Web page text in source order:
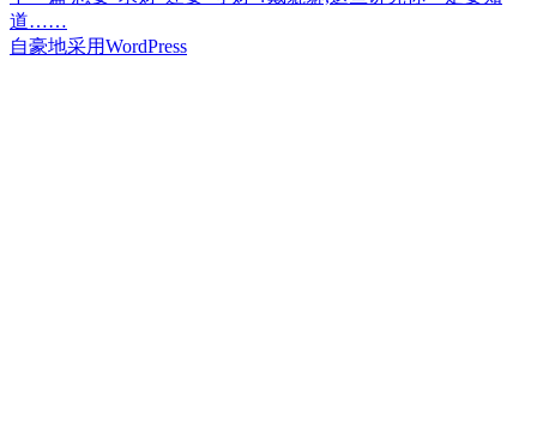
章
导
章：
文
道……
自豪地采用WordPress